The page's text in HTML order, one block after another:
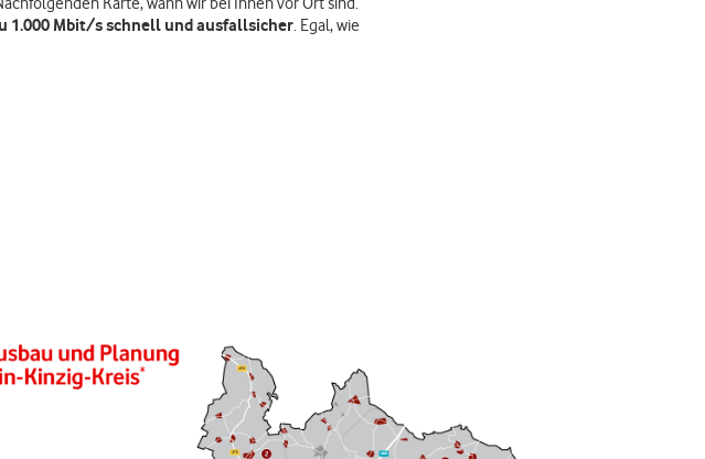
1.000 Mbit/s schnell und ausfallsicher. Egal, wie